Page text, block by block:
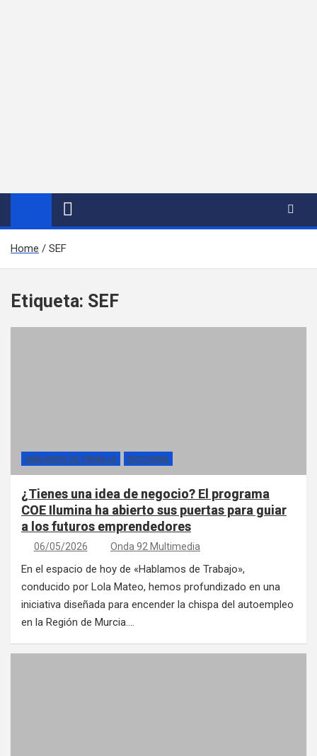
Home SEF
Etiqueta: SEF
HABLAMOS DE TRABAJO SECCIONES
¿Tienes una idea de negocio? El programa
COE Ilumina ha abierto sus puertas para guiar
a los futuros emprendedores
06/05/2026 Onda 92 Multimedia
En el espacio de hoy de «Hablamos de Trabajo»,
conducido por Lola Mateo, hemos profundizado en una
iniciativa diseñada para encender la chispa del autoempleo
en la Región de Murcia.…